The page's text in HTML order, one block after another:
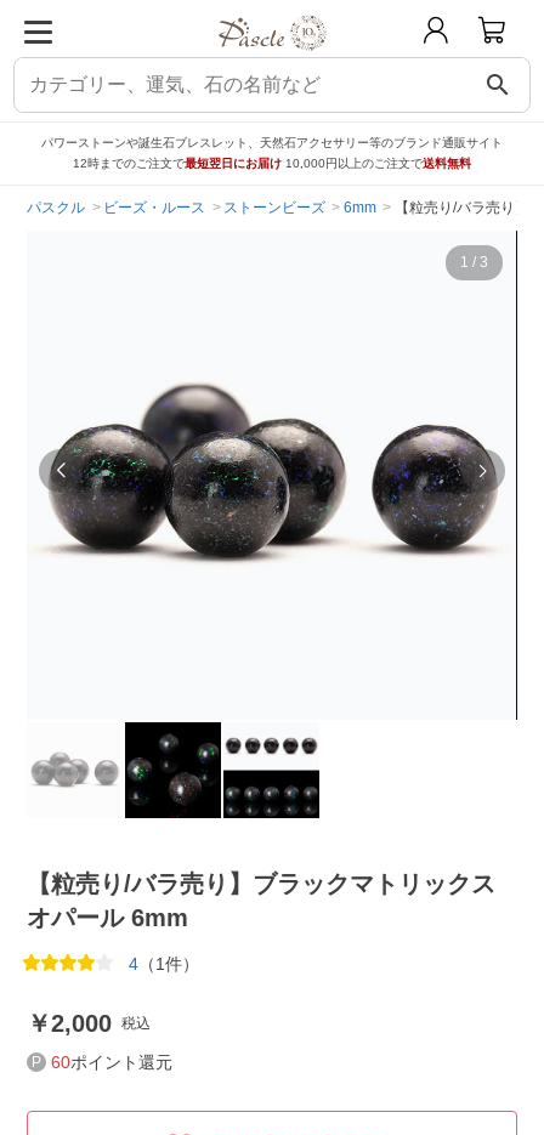
search
パワーストーンや誕生石ブレスレット、天然石アクセサリー等のブランド通販サイト
12時までのご注文で最短翌日にお届け 10,000円以上のご注文で送料無料
パスクル ビーズ・ルース ストーンビーズ 6mm 【粒売り/バラ売り】
1 / 3
【粒売り/バラ売り】ブラックマトリックス
オパール 6mm
4 （1件）
2,000 税込
60ポイント還元